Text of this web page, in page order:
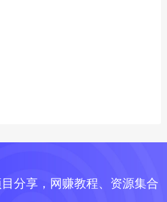
分享，网赚教程、资源集合